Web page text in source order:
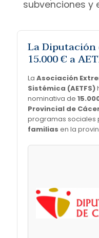
subvenciones y
La Diputación
15.000 € a
La Asociación
Sistémica (AETFS)
nominativa de
Provincial de
programas sociales
familias en la